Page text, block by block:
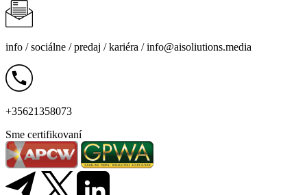
info /sociálne /predaj /kariéra /info@aisoliutions.media
+35621358073
Sme certifikovaní